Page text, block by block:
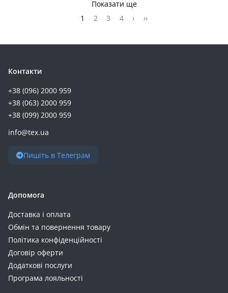
Показати ще
1
2 3 4 › ››
Контакти
+38 (096) 2000 959
+38 (063) 2000 959
+38 (099) 2000 959
info@tex.ua
Пишіть в Телеграм
Допомога
Доставка і оплата
Обмін та повернення товару
Політика конфіденційності
Договір оферти
Додаткові послуги
Програма лояльності